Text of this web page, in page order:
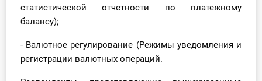
статистической отчетности по платежному
балансу);
- Валютное регулирование (Режимы уведомления и
регистрации валютных операций.